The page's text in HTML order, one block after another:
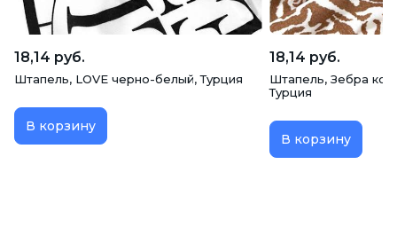
18,14 руб.
Штапель, LOVE черно-белый, Турция
В корзину
18,14 руб.
Штапель, Зебра
Турция
В корзину